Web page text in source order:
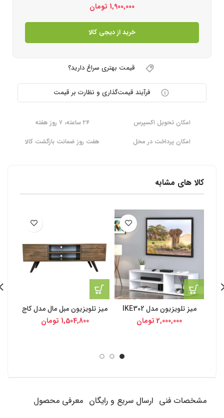
1,900,000 تومان
خرید از دیجی کالا
قیمت بهتری سراغ دارید؟
فرآیند قیمت‌گذاری و نظارت بر قیمت
امکان تحویل اکسپرس
۲۴ ساعته، ۷ روز هفته
امکان پرداخت در محل
هفت روز ضمانت بازگشت کالا
کالا های مشابه
میز تلویزیون مدل IKE302
2,000,000 تومان
میز تلویزیون مبل مال مدل کاج
1,504,800 تومان
مشخصات فنی ارسال سریع و رایگان معرفی محصول